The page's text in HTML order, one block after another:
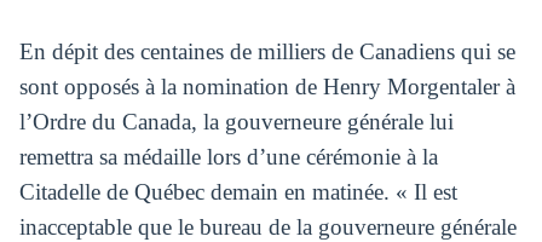
En dépit des centaines de milliers de Canadiens qui se
sont opposés à la nomination de Henry Morgentaler à
l’Ordre du Canada, la gouverneure générale lui
remettra sa médaille lors d’une cérémonie à la
Citadelle de Québec demain en matinée. « Il est
inacceptable que le bureau de la gouverneure générale